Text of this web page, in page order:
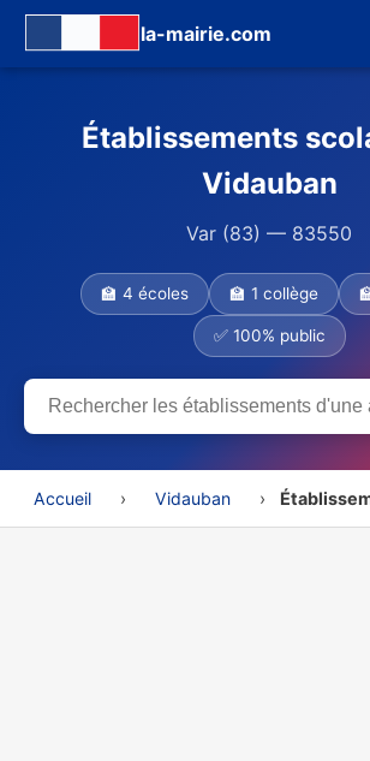
la-mairie.com
Établissements
Vidauban
Var (83) — 83550
🏫 4 écoles 🏫 1 collège
✅ 100% public
Accueil › Vidauban ›